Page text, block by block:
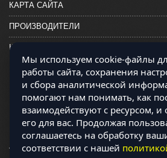
КАРТА САЙТА
ПРОИЗВОДИТЕЛИ
КОНТАКТЫ
Мы используем cookie-файлы
работы сайта, сохранения
и сбора аналитической
помогают нам понимать, как
взаимодействуют с ресурсом, и
его для вас. Продолжая
соглашаетесь на обработку
соответствии с нашей